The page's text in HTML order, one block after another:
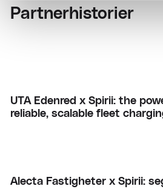
Partnerhistorier
UTA Edenred x Spirii: the
reliable, scalable fleet
Alecta Fastigheter x Spirii: